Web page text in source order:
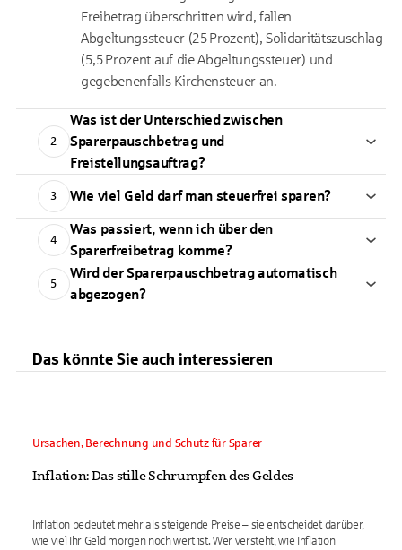
Freibetrag überschritten wird, fallen
Abgeltungssteuer (25 Prozent), Solidaritätszuschlag
(5,5 Prozent auf die Abgeltungssteuer) und
gegebenenfalls Kirchensteuer an.
2
Was ist der Unterschied zwischen
Sparerpauschbetrag und
Freistellungsauftrag?
3 Wie viel Geld darf man steuerfrei sparen?
4
Was passiert, wenn ich über den
Sparerfreibetrag komme?
5
Wird der Sparerpauschbetrag automatisch
abgezogen?
Das könnte Sie auch interessieren
Ursachen, Berechnung und Schutz für Sparer
Inflation: Das stille Schrumpfen des Geldes
Inflation bedeutet mehr als steigende Preise – sie entscheidet darüber,
wie viel Ihr Geld morgen noch wert ist. Wer versteht, wie Inflation